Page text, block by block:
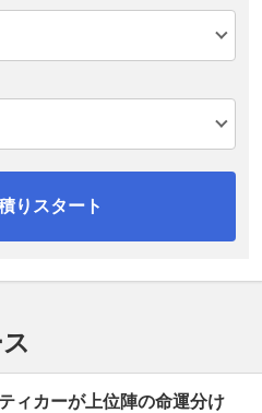
りスタート
ィカーが上位陣の命運分け